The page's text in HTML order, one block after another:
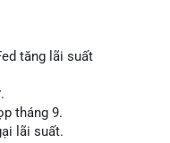
tăng lãi suất
tháng 9.
lãi suất.